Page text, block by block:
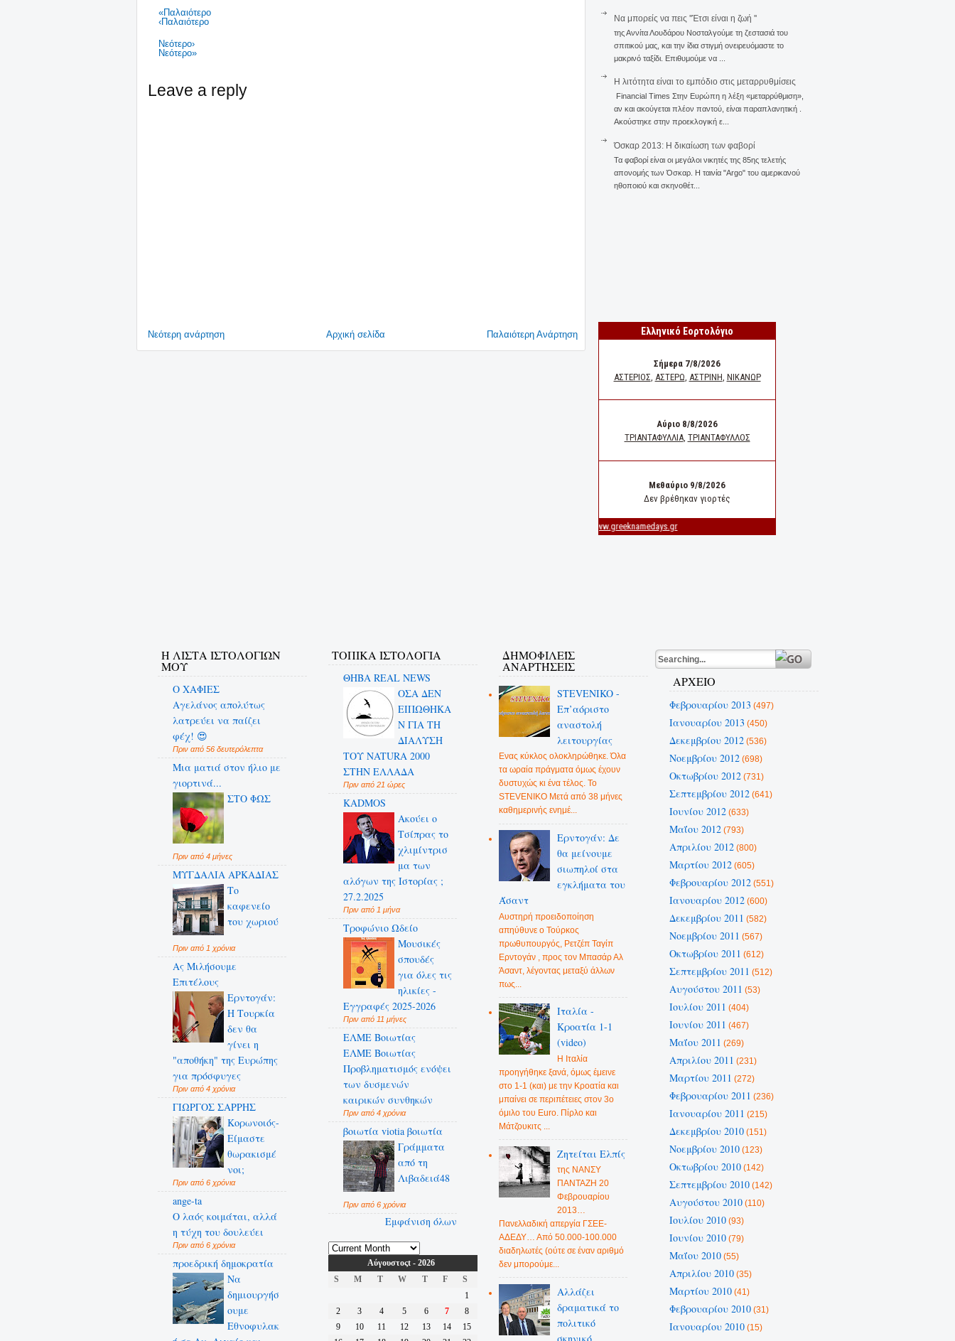
«Παλαιότερο
‹Παλαιότερο
Νεότερο›
Νεότερο»
Leave a reply
Νεότερη ανάρτηση Παλαιότερη Ανάρτηση
Αρχική σελίδα
Να μπορείς να πεις ''Έτσι είναι η ζωή ''
της Αννίτα Λουδάρου Νοσταλγούμε τη ζεστασιά του
σπιτικού μας, και την ίδια στιγμή ονειρευόμαστε το
μακρινό ταξίδι. Επιθυμούμε να ...
Η λιτότητα είναι το εμπόδιο στις μεταρρυθμίσεις
Financial Times Στην Ευρώπη η λέξη «μεταρρύθμιση»,
αν και ακούγεται πλέον παντού, είναι παραπλανητική .
Ακούστηκε στην προεκλογική ε...
Όσκαρ 2013: Η δικαίωση των φαβορί
Τα φαβορί είναι οι μεγάλοι νικητές της 85ης τελετής
απονομής των Όσκαρ. Η ταινία "Αrgo" του αμερικανού
ηθοποιού και σκηνοθέτ...
Η ΛΙΣΤΑ ΙΣΤΟΛΟΓΙΩΝ
ΜΟΥ
Ο ΧΑΦΙΕΣ
Αγελάνος απολύτως
λατρεύει να παίζει
φέχ! 😍
Πριν από 56 δευτερόλεπτα
Μια ματιά στον ήλιο με
γιορτινά...
ΣΤΟ ΦΩΣ
Πριν από 4 μήνες
ΜΥΓΔΑΛΙΑ ΑΡΚΑΔΙΑΣ
Το
καφενείο
του χωριού
Πριν από 1 χρόνια
Ας Μιλήσουμε
Επιτέλους
Ερντογάν:
Η Τουρκία
δεν θα
γίνει η
"αποθήκη" της Ευρώπης
για πρόσφυγες
Πριν από 4 χρόνια
ΓΙΩΡΓΟΣ ΣΑΡΡΗΣ
Κορωνοιός-
Είμαστε
θωρακισμέ
νοι;
Πριν από 6 χρόνια
ange-ta
Ο λαός κοιμάται, αλλά
η τύχη του δουλεύει
Πριν από 6 χρόνια
προεδρική δημοκρατία
Να
δημιουργήσ
ουμε
Εθνοφυλακ
ΤΟΠΙΚΑ ΙΣΤΟΛΟΓΙΑ
ΘΗΒΑ REAL NEWS
ΟΣΑ ΔΕN
ΕΙΠΩΘΗΚΑ
Ν ΓΙΑ ΤΗ
ΔΙΑΛΥΣΗ
ΤΟΥ NATURA 2000
ΣΤΗΝ ΕΛΛΑΔΑ
Πριν από 21 ώρες
KADMOS
Ακούει ο
Τσίπρας το
χλιμίντρισ
μα των
αλόγων της Ιστορίας ;
27.2.2025
Πριν από 1 μήνα
Τροφώνιο Ωδείο
Mουσικές
σπουδές
για όλες τις
ηλικίες -
Εγγραφές 2025-2026
Πριν από 11 μήνες
ΕΛΜΕ Βοιωτίας
ΕΛΜΕ Βοιωτίας
Προβληματισμός ενόψει
των δυσμενών
καιρικών συνθηκών
Πριν από 4 χρόνια
βοιωτία viotia βοιωτία
Γράμματα
από τη
Λιβαδειά48
Πριν από 6 χρόνια
Εμφάνιση όλων
Αύγουστοςt - 2026
S
M T W T F
S
1
2
3 4 5 6 7
8
9
10 11 12 13 14
15
ΔΗΜΟΦΙΛΕΊΣ
ΑΝΑΡΤΉΣΕΙΣ
STEVENIKO -
Επ’αόριστο
αναστολή
λειτουργίας
Ενας κύκλος ολοκληρώθηκε. Όλα
τα ωραία πράγματα όμως έχουν
δυστυχώς κι ένα τέλος. Το
STEVENIKO Μετά από 38 μήνες
καθημερινής ενημέ...
Ερντογάν: Δε
θα μείνουμε
σιωπηλοί στα
εγκλήματα του
Άσαντ
Αυστηρή προειδοποίηση
απηύθυνε ο Τούρκος
πρωθυπουργός, Ρετζέπ Ταγίπ
Ερντογάν , προς τον Μπασάρ Αλ
Άσαντ, λέγοντας μεταξύ άλλων
πως...
Ιταλία -
Κροατία 1-1
(video)
Η Ιταλία
προηγήθηκε ξανά, όμως έμεινε
στο 1-1 (και) με την Κροατία και
μπαίνει σε περιπέτειες στον 3ο
όμιλο του Euro. Πίρλο και
Μάτζουκιτς ...
Ζητείται Ελπίς
της ΝΑΝΣΥ
ΠΑΝΤΑΖΗ 20
Φεβρουαρίου
2013…
Πανελλαδική απεργία ΓΣΕΕ-
ΑΔΕΔΥ… Από 50.000-100.000
διαδηλωτές (ούτε σε έναν αριθμό
δεν μπορούμε...
Αλλάζει
δραματικά το
πολιτικό
ΑΡΧΕΙΟ
Φεβρουαρίου 2013 (497)
Ιανουαρίου 2013 (450)
Δεκεμβρίου 2012(536)
Νοεμβρίου 2012(698)
Οκτωβρίου 2012(731)
Σεπτεμβρίου 2012(641)
Ιουνίου 2012(633)
Μαΐου 2012(793)
Απριλίου 2012(800)
Μαρτίου 2012(605)
Φεβρουαρίου 2012(551)
Ιανουαρίου 2012(600)
Δεκεμβρίου 2011 (582)
Νοεμβρίου 2011 (567)
Οκτωβρίου 2011 (612)
Σεπτεμβρίου 2011 (512)
Αυγούστου 2011 (53)
Ιουλίου 2011 (404)
Ιουνίου 2011 (467)
Μαΐου 2011 (269)
Απριλίου 2011 (231)
Μαρτίου 2011 (272)
Φεβρουαρίου 2011 (236)
Ιανουαρίου 2011 (215)
Δεκεμβρίου 2010(151)
Νοεμβρίου 2010(123)
Οκτωβρίου 2010(142)
Σεπτεμβρίου 2010(142)
Αυγούστου 2010(110)
Ιουλίου 2010(93)
Ιουνίου 2010(79)
Μαΐου 2010(55)
Απριλίου 2010(35)
Μαρτίου 2010(41)
Φεβρουαρίου 2010(31)
Ιανουαρίου 2010(15)